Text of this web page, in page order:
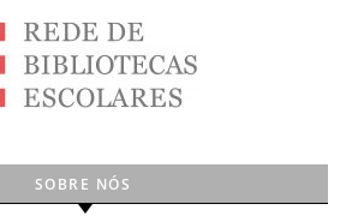
SOBRE NÓS